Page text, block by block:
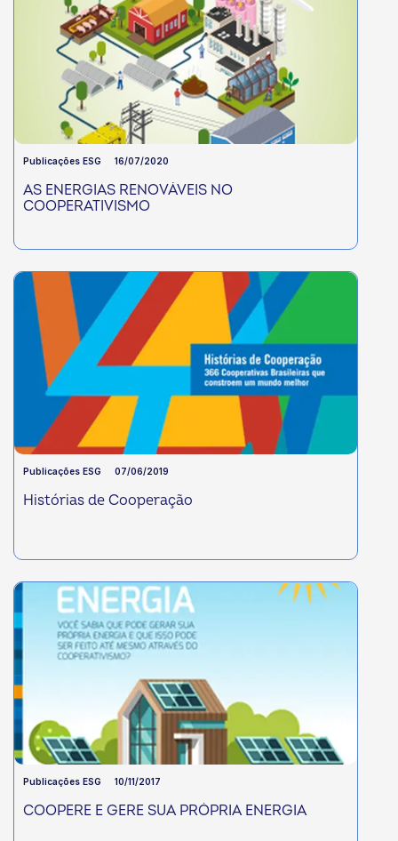
Publicações ESG 16/07/2020
AS ENERGIAS RENOVÁVEIS NO
COOPERATIVISMO
Publicações ESG 07/06/2019
Histórias de Cooperação
Publicações ESG 10/11/2017
COOPERE E GERE SUA PRÓPRIA ENERGIA